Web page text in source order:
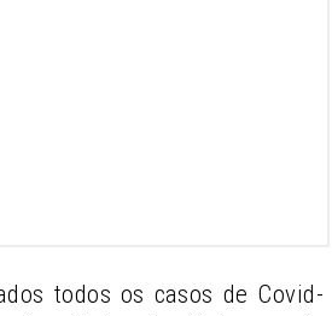
todos os casos de Covid-